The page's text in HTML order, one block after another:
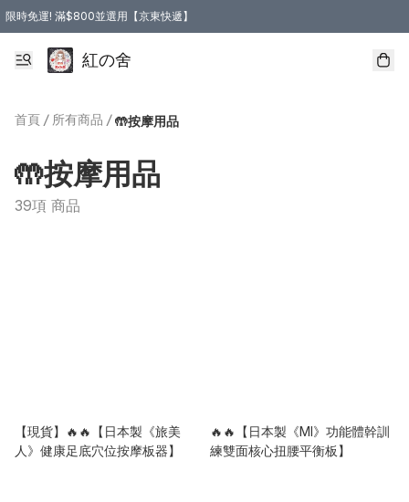
限時免運! 滿$800並選用【京東快遞】
紅の舍
首頁 / 所有商品 / 🤲按摩用品
🤲按摩用品
39項 商品
【現貨】🔥🔥【日本製《旅美
人》健康足底穴位按摩板器】
🔥🔥【日本製《MI》功能體幹訓
練雙面核心扭腰平衡板】